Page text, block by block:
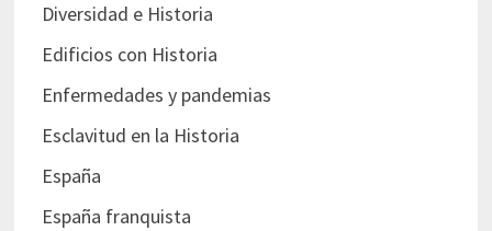
Diversidad e Historia
Edificios con Historia
Enfermedades y pandemias
Esclavitud en la Historia
España
España franquista